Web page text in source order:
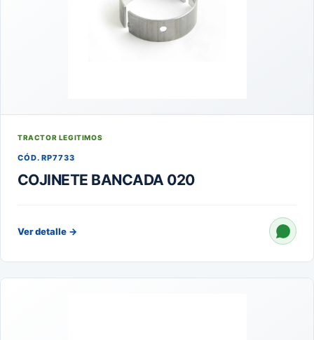
TRACTOR LEGITIMOS
CÓD. RP7733
COJINETE BANCADA 020
Ver detalle →